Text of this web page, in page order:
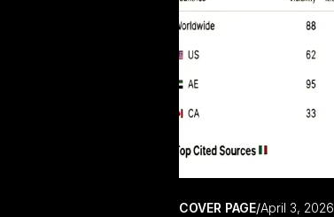
COVER PAGE/April 3, 2026